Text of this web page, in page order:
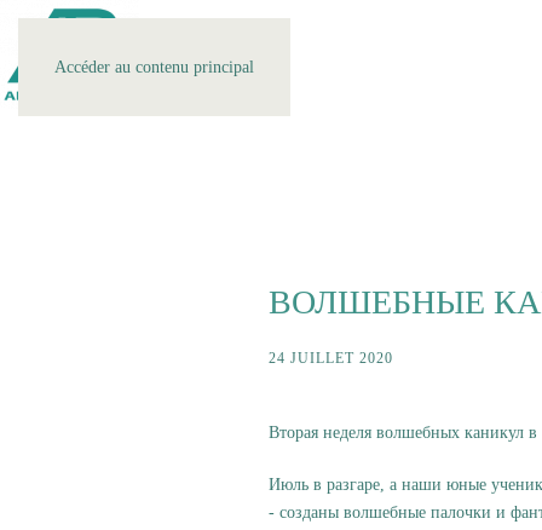
Accéder au contenu principal
ВОЛШЕБНЫЕ
24 JUILLET 2020
Вторая неделя волшебных каникул
Июль в разгаре, а наши юные
- созданы волшебные палочки и